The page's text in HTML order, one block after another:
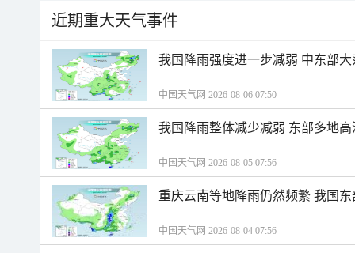
近期重大天气事件
我国降雨强度进一步减弱 中东部
中国天气网 2026-08-06 07:50
我国降雨整体减少减弱 东部多地
中国天气网 2026-08-05 07:56
重庆云南等地降雨仍然频繁 我国
中国天气网 2026-08-04 07:56